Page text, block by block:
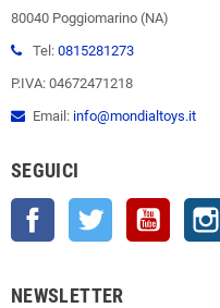
80040 Poggiomarino (NA)
Tel: 0815281273
P.IVA: 04672471218
Email: info@mondialtoys.it
SEGUICI
Facebook Twitter YouTube
NEWSLETTER